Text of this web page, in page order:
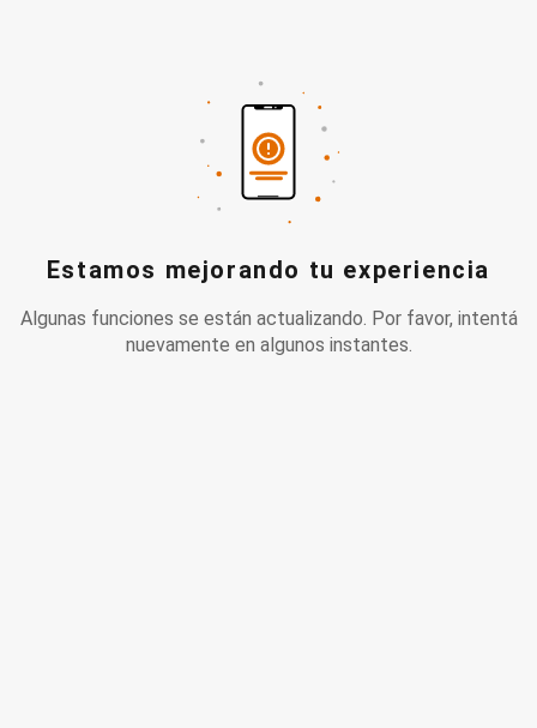
Estamos mejorando tu experiencia
Algunas funciones se están actualizando. Por favor, intentá
nuevamente en algunos instantes.